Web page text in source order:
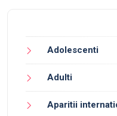
Adolescenti
Adulti
Aparitii